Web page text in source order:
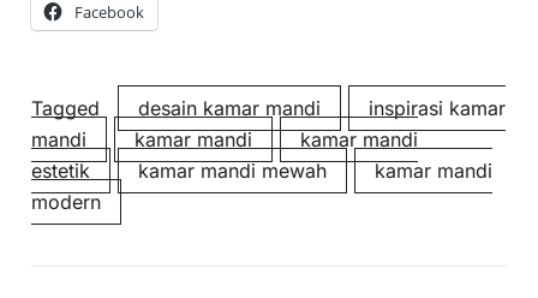
Facebook
Tagged desain kamar mandi
inspirasi kamar
mandi
kamar mandi
kamar mandi
estetik
kamar mandi mewah
kamar mandi
modern